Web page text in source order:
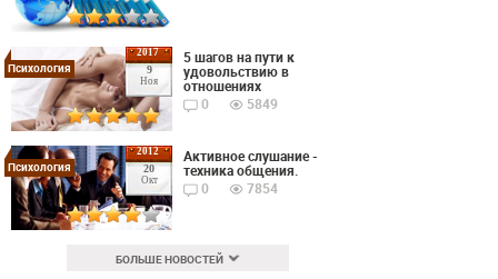
2017
9
Ноя
Психология
5 шагов на пути к
удовольствию в
отношениях
0
5849
2012
20
Окт
Психология
Активное слушание -
техника общения.
0
7854
БОЛЬШЕ НОВОСТЕЙ